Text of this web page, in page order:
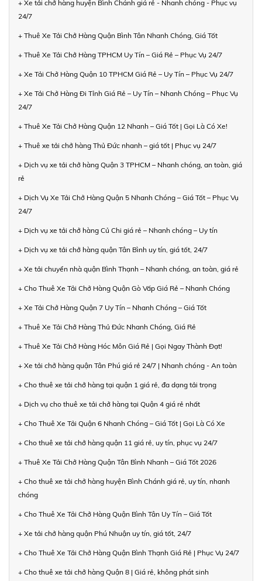
+ Xe tải chở hàng huyện Bình Chánh giá rẻ - Nhanh chóng - Phục vụ
24/7
+ Thuê Xe Tải Chở Hàng Quận Bình Tân Nhanh Chóng, Giá Tốt
+ Thuê Xe Tải Chở Hàng TPHCM Uy Tín – Giá Rẻ – Phục Vụ 24/7
+ Xe Tải Chở Hàng Quận 10 TPHCM Giá Rẻ – Uy Tín – Phục Vụ 24/7
+ Xe Tải Chở Hàng Đi Tỉnh Giá Rẻ – Uy Tín – Nhanh Chóng – Phục Vụ
24/7
+ Thuê Xe Tải Chở Hàng Quận 12 Nhanh – Giá Tốt | Gọi Là Có Xe!
+ Thuê xe tải chở hàng Thủ Đức nhanh – giá tốt | Phục vụ 24/7
+ Dịch vụ xe tải chở hàng Quận 3 TPHCM – Nhanh chóng, an toàn, giá
rẻ
+ Dịch Vụ Xe Tải Chở Hàng Quận 5 Nhanh Chóng – Giá Tốt – Phục Vụ
24/7
+ Dịch vụ xe tải chở hàng Củ Chi giá rẻ – Nhanh chóng – Uy tín
+ Dịch vụ xe tải chở hàng quận Tân Bình uy tín, giá tốt, 24/7
+ Xe tải chuyển nhà quận Bình Thạnh – Nhanh chóng, an toàn, giá rẻ
+ Cho Thuê Xe Tải Chở Hàng Quận Gò Vấp Giá Rẻ – Nhanh Chóng
+ Xe Tải Chở Hàng Quận 7 Uy Tín – Nhanh Chóng – Giá Tốt
+ Thuê Xe Tải Chở Hàng Thủ Đức Nhanh Chóng, Giá Rẻ
+ Thuê Xe Tải Chở Hàng Hóc Môn Giá Rẻ | Gọi Ngay Thành Đạt!
+ Xe tải chở hàng quận Tân Phú giá rẻ 24/7 | Nhanh chóng - An toàn
+ Cho thuê xe tải chở hàng tại quận 1 giá rẻ, đa dạng tải trọng
+ Dịch vụ cho thuê xe tải chở hàng tại Quận 4 giá rẻ nhất
+ Cho Thuê Xe Tải Quận 6 Nhanh Chóng – Giá Tốt | Gọi Là Có Xe
+ Cho thuê xe tải chở hàng quận 11 giá rẻ, uy tín, phục vụ 24/7
+ Thuê Xe Tải Chở Hàng Quận Tân Bình Nhanh – Giá Tốt 2026
+ Cho thuê xe tải chở hàng huyện Bình Chánh giá rẻ, uy tín, nhanh
chóng
+ Cho Thuê Xe Tải Chở Hàng Quận Bình Tân Uy Tín – Giá Tốt
+ Xe tải chở hàng quận Phú Nhuận uy tín, giá tốt, 24/7
+ Cho Thuê Xe Tải Chở Hàng Quận Bình Thạnh Giá Rẻ | Phục Vụ 24/7
+ Cho thuê xe tải chở hàng Quận 8 | Giá rẻ, không phát sinh